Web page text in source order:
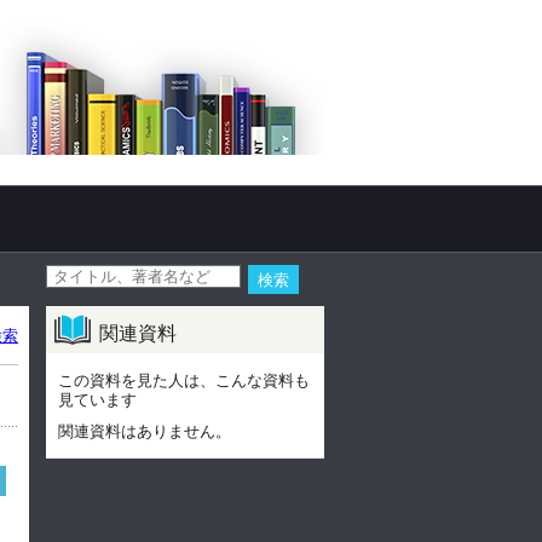
関連資料
この資料を見た人は、こんな資料も
見ています
関連資料はありません。